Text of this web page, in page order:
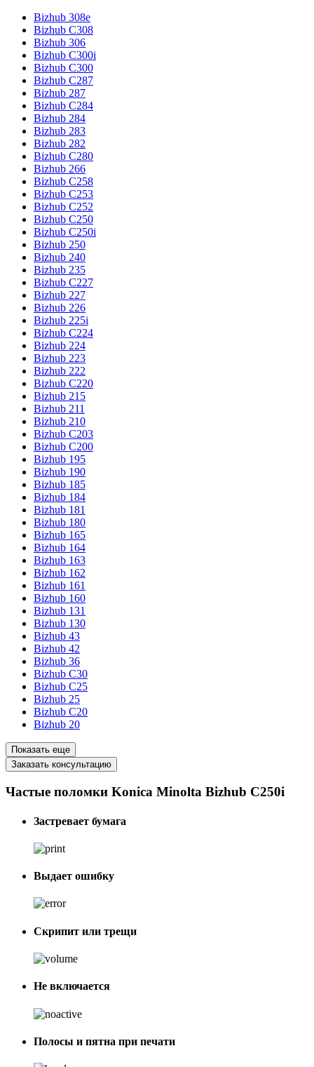
Bizhub 308e
Bizhub C308
Bizhub 306
Bizhub C300i
Bizhub C300
Bizhub C287
Bizhub 287
Bizhub C284
Bizhub 284
Bizhub 283
Bizhub 282
Bizhub C280
Bizhub 266
Bizhub C258
Bizhub C253
Bizhub C252
Bizhub C250
Bizhub C250i
Bizhub 250
Bizhub 240
Bizhub 235
Bizhub C227
Bizhub 227
Bizhub 226
Bizhub 225i
Bizhub C224
Bizhub 224
Bizhub 223
Bizhub 222
Bizhub C220
Bizhub 215
Bizhub 211
Bizhub 210
Bizhub C203
Bizhub C200
Bizhub 195
Bizhub 190
Bizhub 185
Bizhub 184
Bizhub 181
Bizhub 180
Bizhub 165
Bizhub 164
Bizhub 163
Bizhub 162
Bizhub 161
Bizhub 160
Bizhub 131
Bizhub 130
Bizhub 43
Bizhub 42
Bizhub 36
Bizhub C30
Bizhub C25
Bizhub 25
Bizhub C20
Bizhub 20
Показать еще
Заказать консультацию
Частые поломки Konica Minolta Bizhub C250i
Застревает бумага
Выдает ошибку
Скрипит или трещи
Не включается
Полосы и пятна при печати